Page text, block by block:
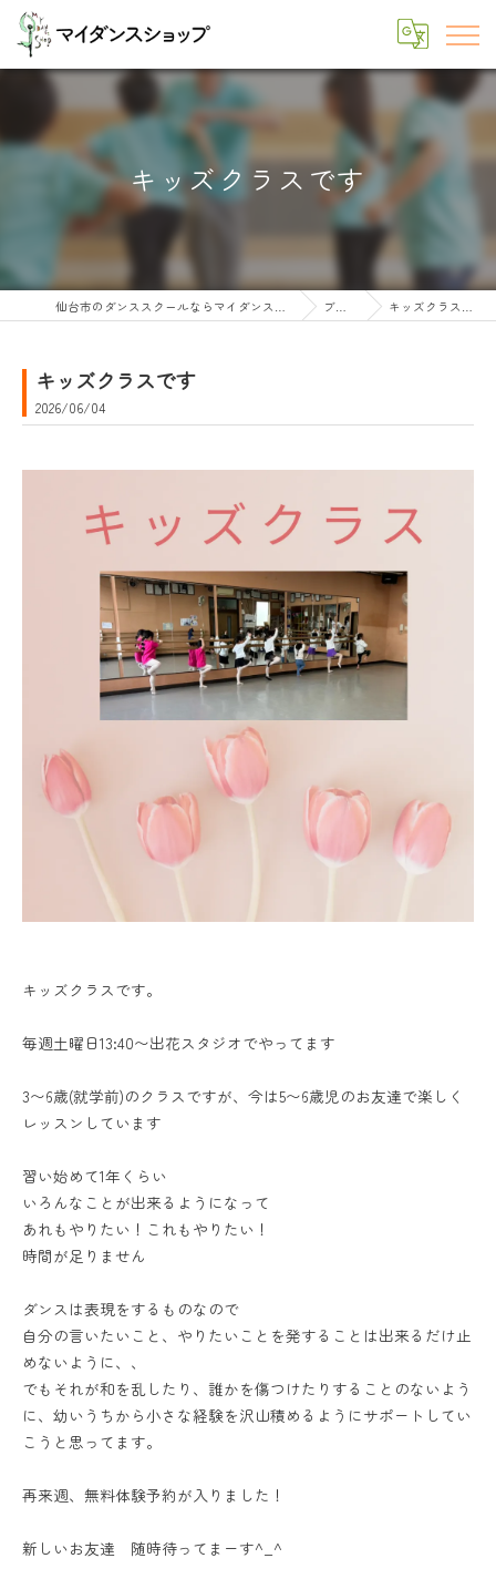
キッズクラスです
仙台市のダンススクールならマイダンスショップ ブログ キッズクラスです
キッズクラスです
2026/06/04
キッズクラスです。
毎週土曜日13:40〜出花スタジオでやってます
3〜6歳(就学前)のクラスですが、今は5〜6歳児のお友達で楽しく
レッスンしています
習い始めて1年くらい
いろんなことが出来るようになって
あれもやりたい！これもやりたい！
時間が足りません
ダンスは表現をするものなので
自分の言いたいこと、やりたいことを発することは出来るだけ止
めないように、、
でもそれが和を乱したり、誰かを傷つけたりすることのないよう
に、幼いうちから小さな経験を沢山積めるようにサポートしてい
こうと思ってます。
再来週、無料体験予約が入りました！
新しいお友達 随時待ってまーす^_^